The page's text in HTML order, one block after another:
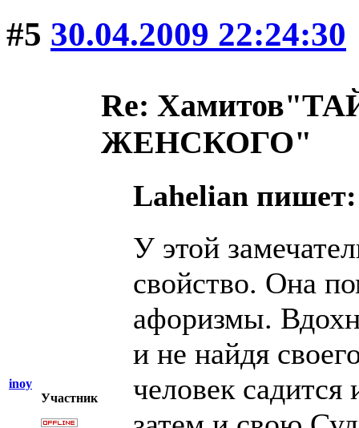
#5 30.04.2009 22:24:30
inoy
Участник
Re:
ЖЕНСКОГО"
Lahelian пишет:
У этой
свойство. Она
афоризмы.
и не найдя
человек